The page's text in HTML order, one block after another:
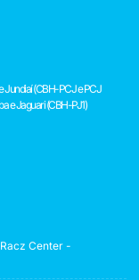
Jundiaí (CBH-PCJ e PCJ
e Jaguari (CBH-PJ1)
Center -